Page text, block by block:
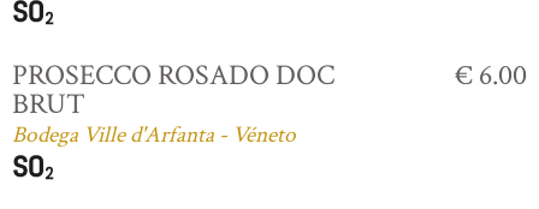
PROSECCO ROSADO DOC
BRUT
Bodega Ville d'Arfanta - Véneto
€ 6.00